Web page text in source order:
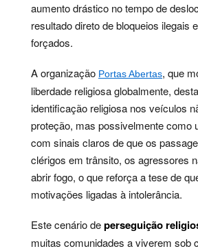
aumento drástico no tempo de
resultado direto de bloqueios ilegais
forçados.
A organização Portas Abertas, que
liberdade religiosa globalmente,
identificação religiosa nos veículos
proteção, mas possivelmente como
com sinais claros de que os
clérigos em trânsito, os agressores
abrir fogo, o que reforça a tese de
motivações ligadas à intolerância.
Este cenário deperseguição
muitas comunidades a viverem sob